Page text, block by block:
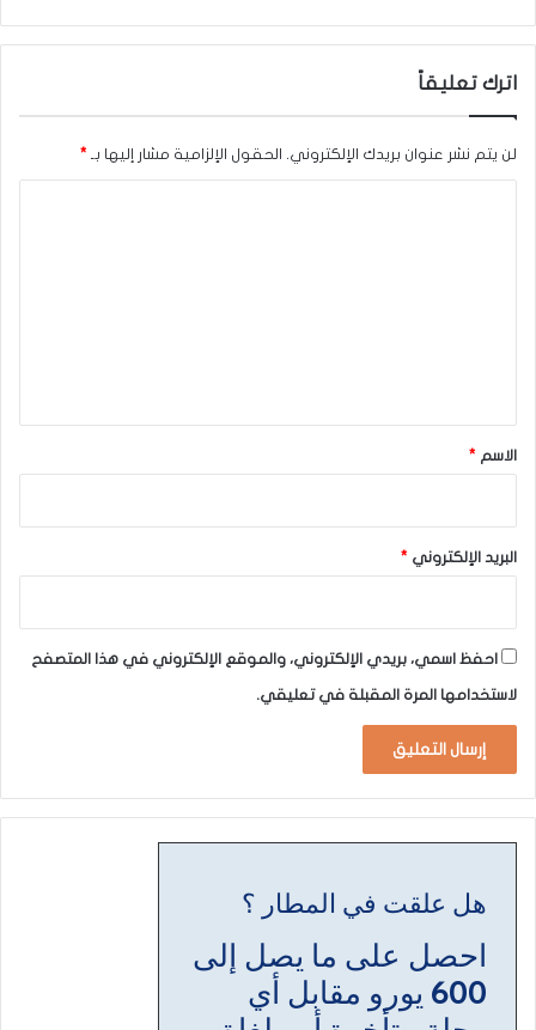
اترك تعليقاً
لن يتم نشر عنوان بريدك الإلكتروني. الحقول الإلزامية مشار إليها بـ *
*الاسم *
البريد الإلكتروني *
احفظ اسمي، بريدي الإلكتروني، والموقع الإلكتروني في هذا المتصفح
لاستخدامها المرة المقبلة في تعليقي.